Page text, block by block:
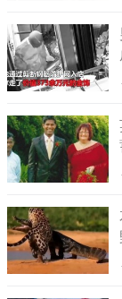
这艘船原本是
的，当救援人员赶
备及食物全部消失